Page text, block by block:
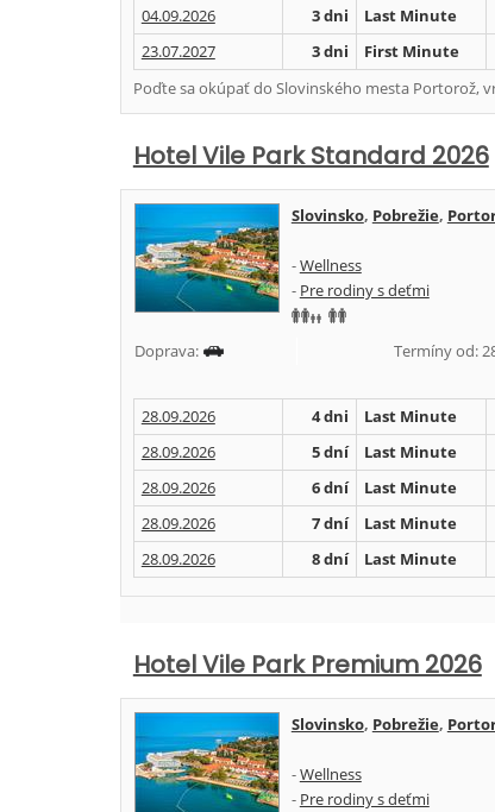
04.09.2026
3 dni Last Minute
23.07.2027
3 dni First Minute
Poďte sa okúpať do Slovinského mesta Portorož,
Hotel Vile Park Standard 2026
Slovinsko, Pobrežie,
-Wellness
- Pre rodiny s deťmi
Doprava:
Termíny od:
28.09.2026 4 dni Last Minute
28.09.2026
5 dní Last Minute
28.09.2026
6 dní Last Minute
28.09.2026
7 dní Last Minute
28.09.2026
8 dní Last Minute
Hotel Vile Park Premium 2026
Slovinsko, Pobrežie,
-Wellness
- Pre rodiny s deťmi